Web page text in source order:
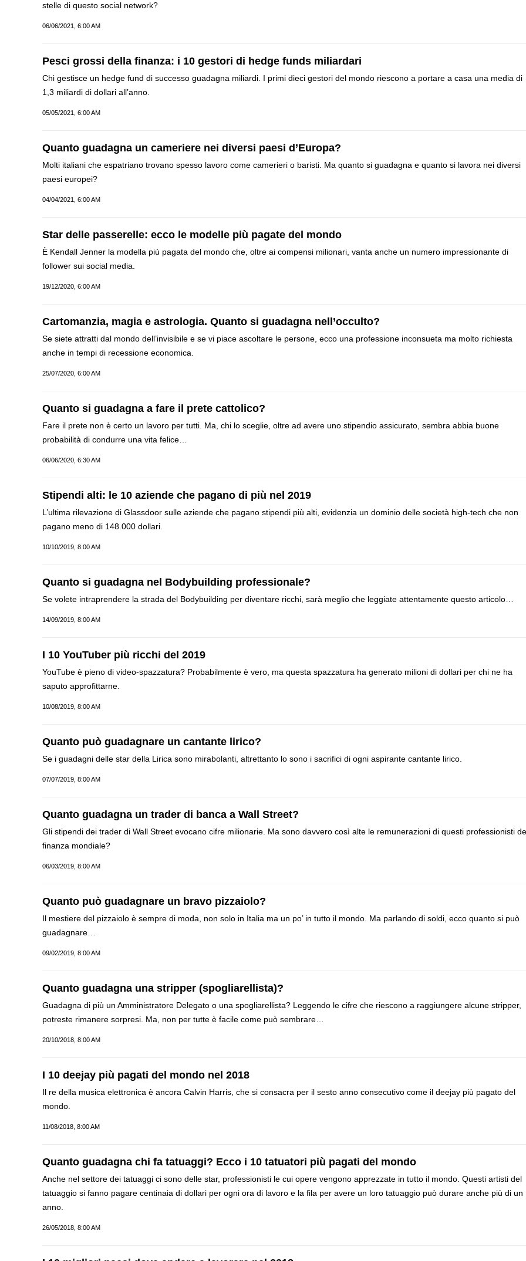
stelle di questo social network?
06/06/2021, 6:00 AM
Pesci grossi della finanza: i 10 gestori di hedge funds miliardari
Chi gestisce un hedge fund di successo guadagna miliardi. I primi dieci gestori del mondo riescono a portare a casa una media di
1,3 miliardi di dollari all’anno.
05/05/2021, 6:00 AM
Quanto guadagna un cameriere nei diversi paesi d’Europa?
Molti italiani che espatriano trovano spesso lavoro come camerieri o baristi. Ma quanto si guadagna e quanto si lavora nei diversi
paesi europei?
04/04/2021, 6:00 AM
Star delle passerelle: ecco le modelle più pagate del mondo
È Kendall Jenner la modella più pagata del mondo che, oltre ai compensi milionari, vanta anche un numero impressionante di
follower sui social media.
19/12/2020, 6:00 AM
Cartomanzia, magia e astrologia. Quanto si guadagna nell’occulto?
Se siete attratti dal mondo dell’invisibile e se vi piace ascoltare le persone, ecco una professione inconsueta ma molto richiesta
anche in tempi di recessione economica.
25/07/2020, 6:00 AM
Quanto si guadagna a fare il prete cattolico?
Fare il prete non è certo un lavoro per tutti. Ma, chi lo sceglie, oltre ad avere uno stipendio assicurato, sembra abbia buone
probabilità di condurre una vita felice…
06/06/2020, 6:30 AM
Stipendi alti: le 10 aziende che pagano di più nel 2019
L’ultima rilevazione di Glassdoor sulle aziende che pagano stipendi più alti, evidenzia un dominio delle società high-tech che non
pagano meno di 148.000 dollari.
10/10/2019, 8:00 AM
Quanto si guadagna nel Bodybuilding professionale?
Se volete intraprendere la strada del Bodybuilding per diventare ricchi, sarà meglio che leggiate attentamente questo articolo…
14/09/2019, 8:00 AM
I 10 YouTuber più ricchi del 2019
YouTube è pieno di video-spazzatura? Probabilmente è vero, ma questa spazzatura ha generato milioni di dollari per chi ne ha
saputo approfittarne.
10/08/2019, 8:00 AM
Quanto può guadagnare un cantante lirico?
Se i guadagni delle star della Lirica sono mirabolanti, altrettanto lo sono i sacrifici di ogni aspirante cantante lirico.
07/07/2019, 8:00 AM
Quanto guadagna un trader di banca a Wall Street?
Gli stipendi dei trader di Wall Street evocano cifre milionarie. Ma sono davvero così alte le remunerazioni di questi professionisti
finanza mondiale?
06/03/2019, 8:00 AM
Quanto può guadagnare un bravo pizzaiolo?
Il mestiere del pizzaiolo è sempre di moda, non solo in Italia ma un po’ in tutto il mondo. Ma parlando di soldi, ecco quanto si può
guadagnare…
09/02/2019, 8:00 AM
Quanto guadagna una stripper (spogliarellista)?
Guadagna di più un Amministratore Delegato o una spogliarellista? Leggendo le cifre che riescono a raggiungere alcune stripper,
potreste rimanere sorpresi. Ma, non per tutte è facile come può sembrare…
20/10/2018, 8:00 AM
I 10 deejay più pagati del mondo nel 2018
Il re della musica elettronica è ancora Calvin Harris, che si consacra per il sesto anno consecutivo come il deejay più pagato del
mondo.
11/08/2018, 8:00 AM
Quanto guadagna chi fa tatuaggi? Ecco i 10 tatuatori più pagati del mondo
Anche nel settore dei tatuaggi ci sono delle star, professionisti le cui opere vengono apprezzate in tutto il mondo. Questi artisti del
tatuaggio si fanno pagare centinaia di dollari per ogni ora di lavoro e la fila per avere un loro tatuaggio può durare anche più di un
anno.
26/05/2018, 8:00 AM